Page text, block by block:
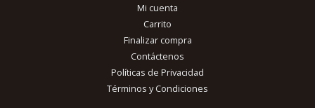
Mi cuenta
Carrito
Finalizar compra
Contáctenos
Políticas de Privacidad
Términos y Condiciones